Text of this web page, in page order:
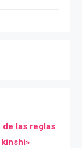
de las reglas